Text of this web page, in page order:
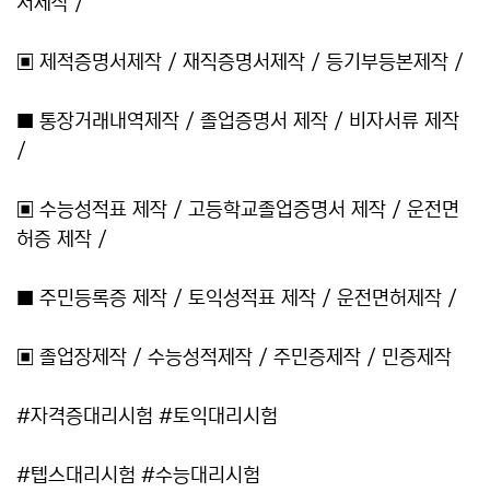
▣ 제적증명서제작 / 재직증명서제작 / 등기부등본제작 /
■ 통장거래내역제작 / 졸업증명서 제작 / 비자서류 제작
/
▣ 수능성적표 제작 / 고등학교졸업증명서 제작 / 운전면
허증 제작 /
■ 주민등록증 제작 / 토익성적표 제작 / 운전면허제작 /
▣ 졸업장제작 / 수능성적제작 / 주민증제작 / 민증제작
#자격증대리시험 #토익대리시험
#텝스대리시험 #수능대리시험